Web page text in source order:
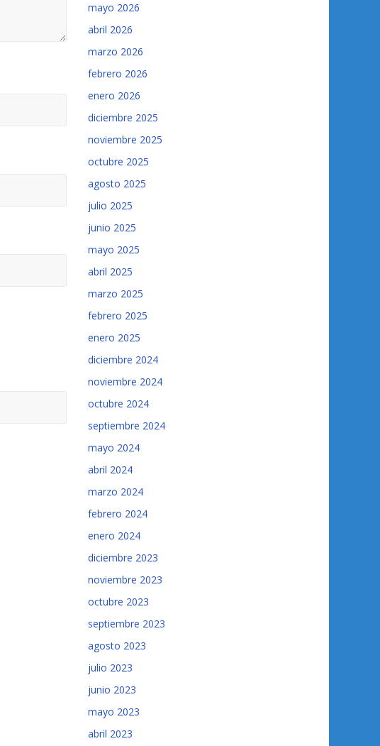
mayo 2026
abril 2026
marzo 2026
febrero 2026
enero 2026
diciembre 2025
noviembre 2025
octubre 2025
agosto 2025
julio 2025
junio 2025
mayo 2025
abril 2025
marzo 2025
febrero 2025
enero 2025
diciembre 2024
noviembre 2024
octubre 2024
septiembre 2024
mayo 2024
abril 2024
marzo 2024
febrero 2024
enero 2024
diciembre 2023
noviembre 2023
octubre 2023
septiembre 2023
agosto 2023
julio 2023
junio 2023
mayo 2023
abril 2023